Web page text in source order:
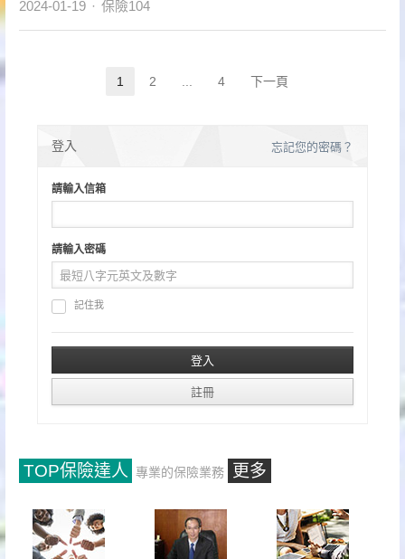
2024-01-19 Author
保險104
Page
1 Page
2 ... Page
4 下一頁
登入 忘記您的密碼？
請輸入信箱
請輸入密碼
記住我
TOP保險達人 專業的保險業務 更多